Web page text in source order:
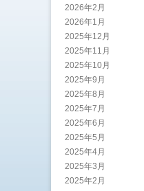
2026年2月
2026年1月
2025年12月
2025年11月
2025年10月
2025年9月
2025年8月
2025年7月
2025年6月
2025年5月
2025年4月
2025年3月
2025年2月